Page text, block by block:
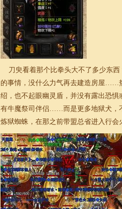
刀臾看着那个比拳头大不了多少东西
的事情，没什么力气再去建造房屋……
绍，也不起眼幽灵盾，并没有露出恐
有牛魔祭司伴侣……而是更多地狱犬，
炼狱蜘蛛，在那之前带盟总省进入行会